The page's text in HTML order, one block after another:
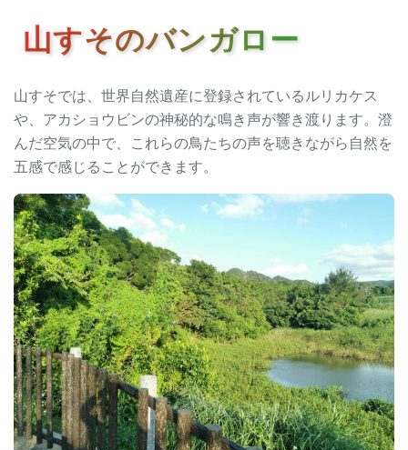
山すそのバンガロー
山すそでは、世界自然遺産に登録されているルリカケス
や、アカショウビンの神秘的な鳴き声が響き渡ります。澄
んだ空気の中で、これらの鳥たちの声を聴きながら自然を
五感で感じることができます。